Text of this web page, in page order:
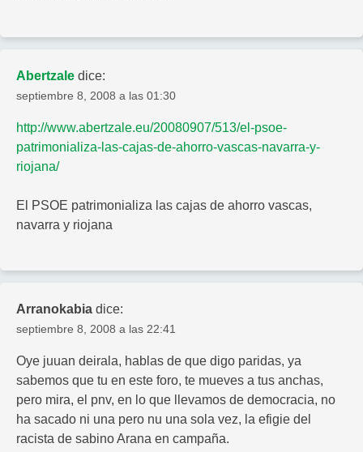
Abertzale dice:
septiembre 8, 2008 a las 01:30
http://www.abertzale.eu/20080907/513/el-psoe-
patrimonializa-las-cajas-de-ahorro-vascas-navarra-y-
riojana/
El PSOE patrimonializa las cajas de ahorro vascas,
navarra y riojana
Arranokabia dice:
septiembre 8, 2008 a las 22:41
Oye juuan deirala, hablas de que digo paridas, ya
sabemos que tu en este foro, te mueves a tus anchas,
pero mira, el pnv, en lo que llevamos de democracia, no
ha sacado ni una pero nu una sola vez, la efigie del
racista de sabino Arana en campaña.